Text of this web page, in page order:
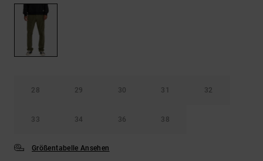
28 29 30 31 32
33 34 36 38
Größentabelle Ansehen